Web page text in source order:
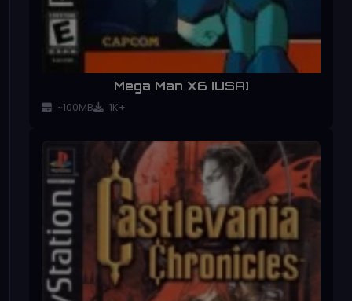
Mega Man X6 [USA]
~100MB 1K+